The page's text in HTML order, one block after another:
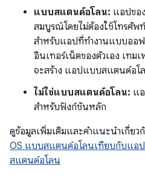
แบบสแตนด์อโลน: แอปขอ
สมบูรณ์โดยไม่ต้องใช้โทรศัพ
สำหรับแอปที่ทำงานแบบออฟ
อินเทอร์เน็ตของตัวเอง เทม
จะสร้าง แอปแบบสแตนด์อโ
ไม่ใช่แบบสแตนด์อโลน: แ
สำหรับฟังก์ชันหลัก
ดูข้อมูลเพิ่มเติมและคำแนะนำเกี่ยว
OS แบบสแตนด์อโลนเทียบกับแอ
สแตนด์อโลน